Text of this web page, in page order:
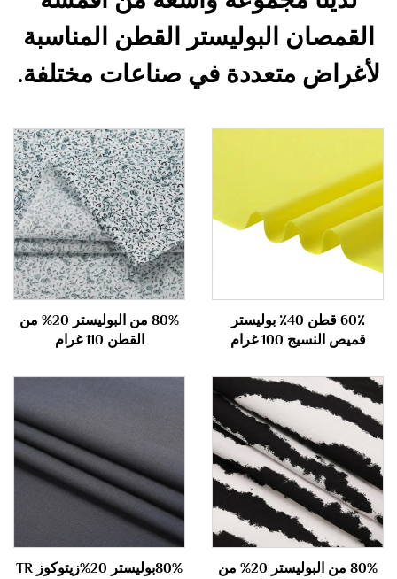
القمصان البوليستر القطن المناسبة
لأغراض متعددة في صناعات مختلفة.
60٪ قطن 40٪ بوليستر
قميص النسيج 100 غرام
80% من البوليستر 20% من
القطن 110 غرام
80% من البوليستر 20% من
80%بوليستر 20%زيتوكوز TR